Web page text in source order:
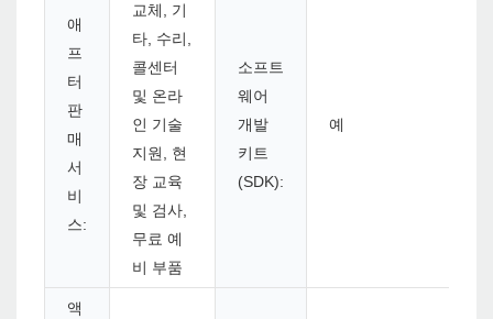
애
프
터
판
매
서
비
스:
교체, 기
타, 수리,
콜센터
및 온라
인 기술
지원, 현
장 교육
및 검사,
무료 예
비 부품
소프트
웨어
개발
키트
(SDK):
예
액